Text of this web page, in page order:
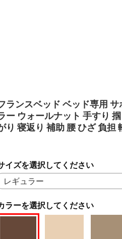
ランスベッド ベッド専用
ー ウォールナット 手すり
り 寝返り 補助 腰 ひざ 負担
ラーを選択してください
イズを選択してください